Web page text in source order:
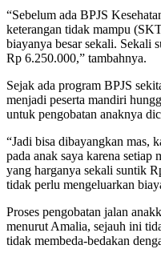
“Sebelum ada BPJS
keterangan tidak mampu
biayanya besar sekali. Sekali
Rp 6.250.000,” tambahnya.
Sejak ada program BPJS
menjadi peserta mandiri
untuk pengobatan anaknya
“Jadi bisa dibayangkan mas,
pada anak saya karena
yang harganya sekali suntik
tidak perlu mengeluarkan
Proses pengobatan jalan
menurut Amalia, sejauh ini
tidak membeda-bedakan